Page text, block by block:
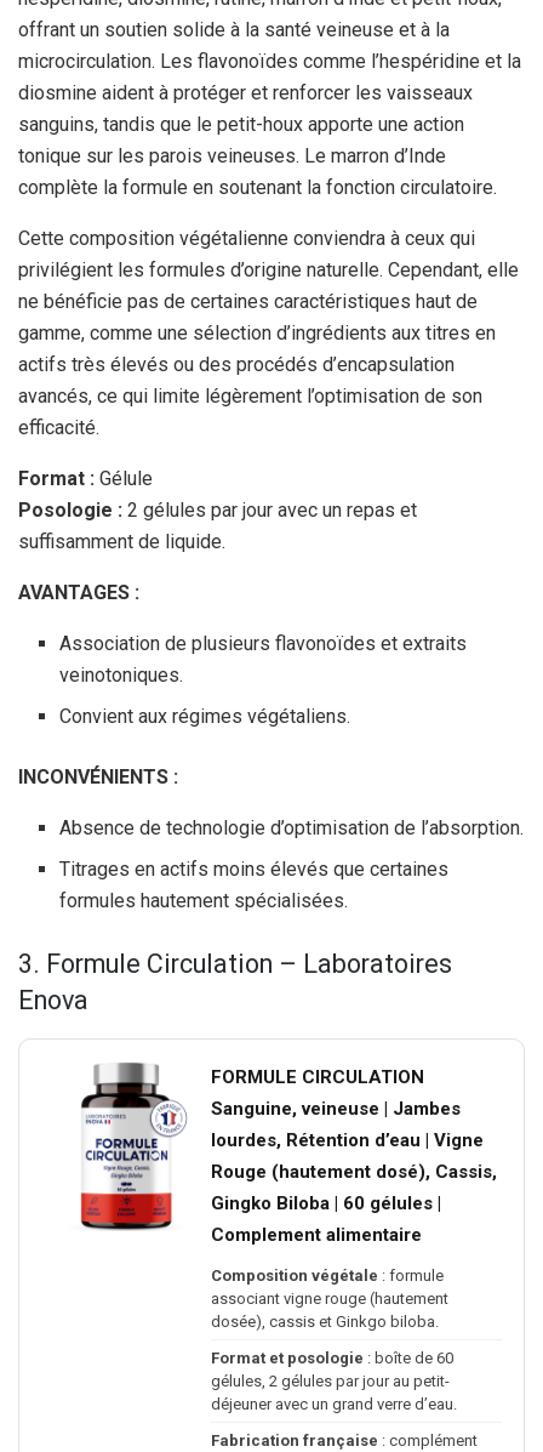
offrant un soutien solide à la santé veineuse et à la
microcirculation. Les flavonoïdes comme l’hespéridine et la
diosmine aident à protéger et renforcer les vaisseaux
sanguins, tandis que le petit-houx apporte une action
tonique sur les parois veineuses. Le marron d’Inde
complète la formule en soutenant la fonction circulatoire.
Cette composition végétalienne conviendra à ceux qui
privilégient les formules d’origine naturelle. Cependant, elle
ne bénéficie pas de certaines caractéristiques haut de
gamme, comme une sélection d’ingrédients aux titres en
actifs très élevés ou des procédés d’encapsulation
avancés, ce qui limite légèrement l’optimisation de son
efficacité.
Format : Gélule
Posologie : 2 gélules par jour avec un repas et
suffisamment de liquide.
AVANTAGES :
Association de plusieurs flavonoïdes et extraits
veinotoniques.
Convient aux régimes végétaliens.
INCONVÉNIENTS :
Absence de technologie d’optimisation de l’absorption.
Titrages en actifs moins élevés que certaines
formules hautement spécialisées.
3. Formule Circulation – Laboratoires
Enova
FORMULE CIRCULATION
Sanguine, veineuse | Jambes
lourdes, Rétention d’eau | Vigne
Rouge (hautement dosé), Cassis,
Gingko Biloba | 60 gélules |
Complement alimentaire
Composition végétale : formule
associant vigne rouge (hautement
dosée), cassis et Ginkgo biloba.
Format et posologie : boîte de 60
gélules, 2 gélules par jour au petit-
déjeuner avec un grand verre d’eau.
Fabrication française : complément